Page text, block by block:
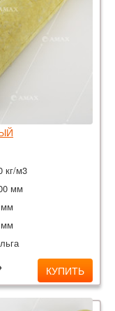
кг/м3
мм
КУПИТЬ